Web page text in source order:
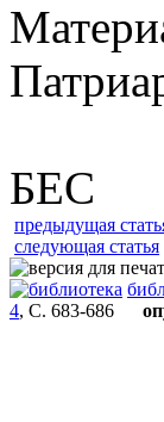
БЕС
предыдущая
следующая статья
4, С. 683-686